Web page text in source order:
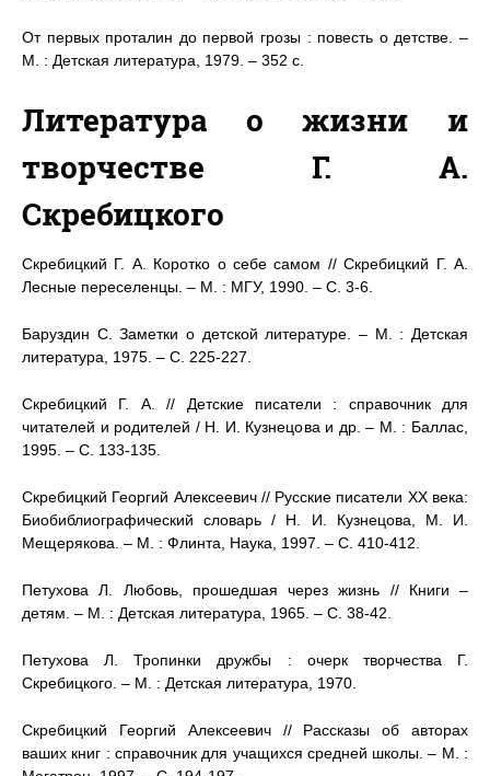
От первых проталин до первой грозы : повесть о детстве. –
М. : Детская литература, 1979. – 352 с.
Литература о жизни и
творчестве Г. А.
Скребицкого
Скребицкий Г. А. Коротко о себе самом // Скребицкий Г. А.
Лесные переселенцы. – М. : МГУ, 1990. – С. 3-6.
Баруздин С. Заметки о детской литературе. – М. : Детская
литература, 1975. – С. 225-227.
Скребицкий Г. А. // Детские писатели : справочник для
читателей и родителей / Н. И. Кузнецова и др. – М. : Баллас,
1995. – С. 133-135.
Скребицкий Георгий Алексеевич // Русские писатели XX века:
Биобиблиографический словарь / Н. И. Кузнецова, М. И.
Мещерякова. – М. : Флинта, Наука, 1997. – С. 410-412.
Петухова Л. Любовь, прошедшая через жизнь // Книги –
детям. – М. : Детская литература, 1965. – С. 38-42.
Петухова Л. Тропинки дружбы : очерк творчества Г.
Скребицкого. – М. : Детская литература, 1970.
Скребицкий Георгий Алексеевич // Рассказы об авторах
ваших книг : справочник для учащихся средней школы. – М. :